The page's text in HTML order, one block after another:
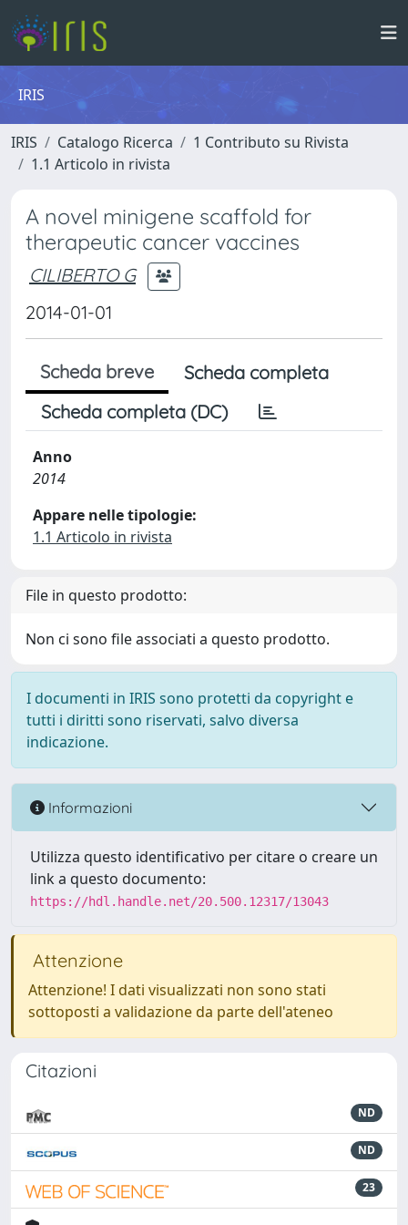
IRIS
IRIS Catalogo Ricerca
1 Contributo su Rivista
1.1 Articolo in rivista
A novel minigene scaffold for
therapeutic cancer vaccines
CILIBERTO G
2014-01-01
Scheda breve
Scheda completa
Scheda completa (DC)
Anno
2014
Appare nelle tipologie:
1.1 Articolo in rivista
File in questo prodotto:
Non ci sono file associati a questo prodotto.
I documenti in IRIS sono protetti da copyright e
tutti i diritti sono riservati, salvo diversa
indicazione.
Informazioni
Utilizza questo identificativo per citare o creare un
link a questo documento:
https://hdl.handle.net/20.500.12317/13043
Attenzione
Attenzione! I dati visualizzati non sono stati
sottoposti a validazione da parte dell'ateneo
Citazioni
ND
ND
23